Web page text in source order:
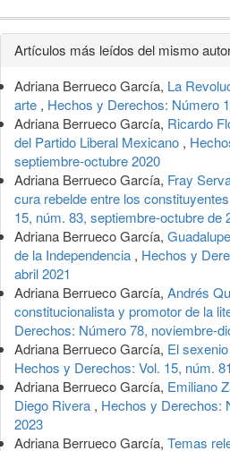
Detalles
del
artículo
Artículos más leídos del mismo
Adriana Berrueco García, La
arte , Hechos y Derechos: Número
Adriana Berrueco García, Ricardo
del Partido Liberal Mexicano ,
septiembre-octubre 2020
Adriana Berrueco García, Fray
cura rebelde entre los constituyentes
15, núm. 83, septiembre-octubre de
Adriana Berrueco García,
de la Independencia , Hechos y
abril 2021
Adriana Berrueco García, Andrés
constitucionalista y promotor de la
Derechos: Número 78, noviembre-
Adriana Berrueco García, El
Hechos y Derechos: Vol. 15, núm.
Adriana Berrueco García, Emiliano
Diego Rivera , Hechos y Derechos:
2023
Adriana Berrueco García, Temas